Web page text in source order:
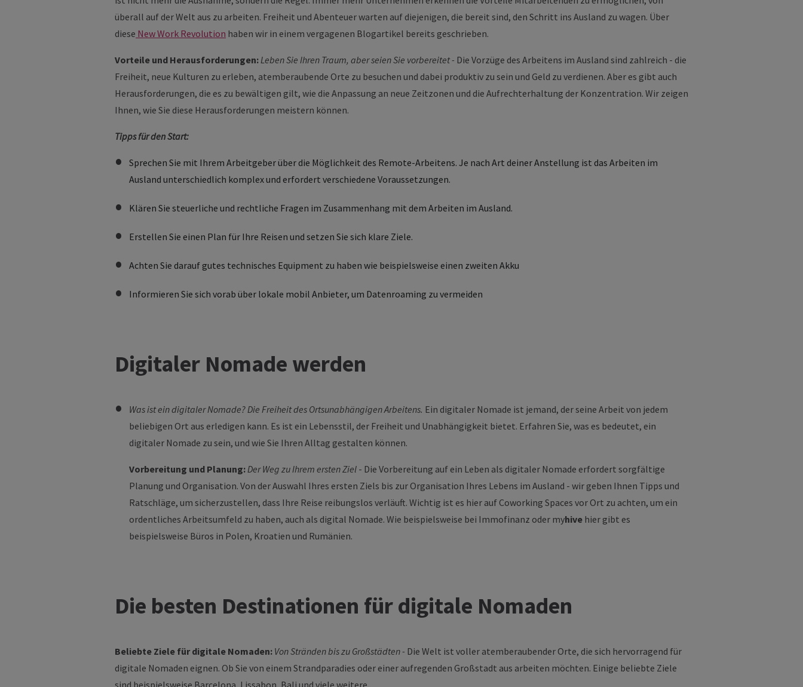
überall auf der Welt aus zu arbeiten. Freiheit und Abenteuer warten auf diejenigen, die bereit sind, den Schritt ins Ausland zu wagen. Über
diese New Work Revolution haben wir in einem vergagenen Blogartikel bereits geschrieben.
Vorteile und Herausforderungen:Leben Sie Ihren Traum, aber seien Sie vorbereitet - Die Vorzüge des Arbeitens im Ausland sind zahlreich - die
Freiheit, neue Kulturen zu erleben, atemberaubende Orte zu besuchen und dabei produktiv zu sein und Geld zu verdienen. Aber es gibt auch
Herausforderungen, die es zu bewältigen gilt, wie die Anpassung an neue Zeitzonen und die Aufrechterhaltung der Konzentration. Wir zeigen
Ihnen, wie Sie diese Herausforderungen meistern können.
Tipps für den Start:
Sprechen Sie mit Ihrem Arbeitgeber über die Möglichkeit des Remote-Arbeitens. Je nach Art deiner Anstellung ist das Arbeiten im
Ausland unterschiedlich komplex und erfordert verschiedene Voraussetzungen.
Klären Sie steuerliche und rechtliche Fragen im Zusammenhang mit dem Arbeiten im Ausland.
Erstellen Sie einen Plan für Ihre Reisen und setzen Sie sich klare Ziele.
Achten Sie darauf gutes technisches Equipment zu haben wie beispielsweise einen zweiten Akku
Informieren Sie sich vorab über lokale mobil Anbieter, um Datenroaming zu vermeiden
Digitaler Nomade werden
Was ist ein digitaler Nomade? Die Freiheit des Ortsunabhängigen Arbeitens. Ein digitaler Nomade ist jemand, der seine Arbeit von jedem
beliebigen Ort aus erledigen kann. Es ist ein Lebensstil, der Freiheit und Unabhängigkeit bietet. Erfahren Sie, was es bedeutet, ein
digitaler Nomade zu sein, und wie Sie Ihren Alltag gestalten können.
Vorbereitung und Planung:Der Weg zu Ihrem ersten Ziel - Die Vorbereitung auf ein Leben als digitaler Nomade erfordert sorgfältige
Planung und Organisation. Von der Auswahl Ihres ersten Ziels bis zur Organisation Ihres Lebens im Ausland - wir geben Ihnen Tipps und
Ratschläge, um sicherzustellen, dass Ihre Reise reibungslos verläuft. Wichtig ist es hier auf Coworking Spaces vor Ort zu achten, um ein
ordentliches Arbeitsumfeld zu haben, auch als digital Nomade. Wie beispielsweise bei Immofinanz oder myhive hier gibt es
beispielsweise Büros in Polen, Kroatien und Rumänien.
Die besten Destinationen für digitale Nomaden
Beliebte Ziele für digitale Nomaden: Von Stränden bis zu Großstädten - Die Welt ist voller atemberaubender Orte, die sich hervorragend für
digitale Nomaden eignen. Ob Sie von einem Strandparadies oder einer aufregenden Großstadt aus arbeiten möchten. Einige beliebte Ziele
sind beispielsweise Barcelona, Lissabon, Bali und viele weitere.